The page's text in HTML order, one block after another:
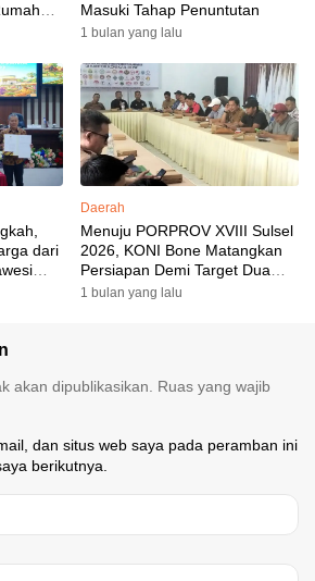
Masuki Tahap Penuntutan
1 bulan yang lalu
dari
Daerah
Menuju PORPROV XVIII Sulsel
2026, KONI Bone Matangkan
Persiapan Demi Target Dua
Besar
1 bulan yang lalu
akan dipublikasikan. Ruas yang wajib
dan situs web saya pada peramban ini
berikutnya.